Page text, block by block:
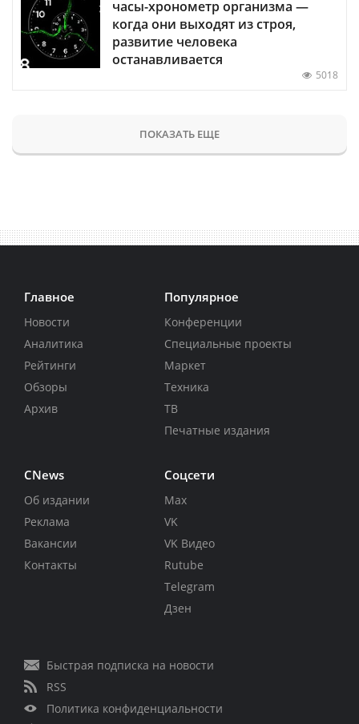
часы-хронометр организма —
когда они выходят из строя,
развитие человека
останавливается
5018
ПОКАЗАТЬ ЕЩЕ
Главное
Новости
Аналитика
Рейтинги
Обзоры
Архив
Популярное
Конференции
Специальные проекты
Маркет
Техника
ТВ
Печатные издания
CNews
Об издании
Реклама
Вакансии
Контакты
Соцсети
Max
VK
VK Видео
Rutube
Telegram
Дзен
Быстрая подписка на новости
RSS
Политика конфиденциальности